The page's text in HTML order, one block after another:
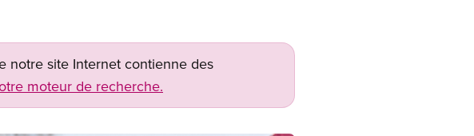
notre site Internet contienne des
moteur de recherche.